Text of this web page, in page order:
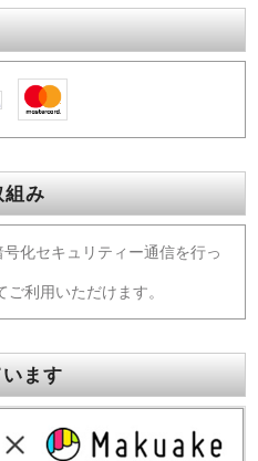
組み
化セキュリティー通信を行っ
利用いただけます。
ます